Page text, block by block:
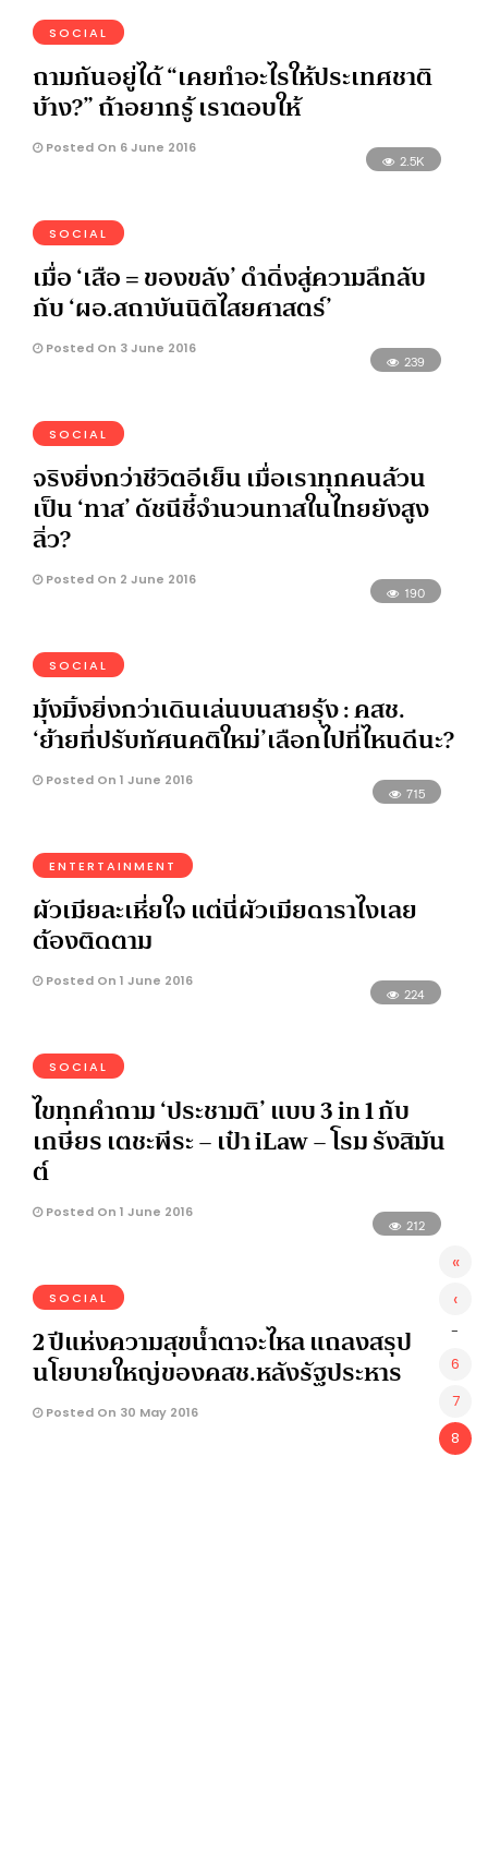
SOCIAL
ถามกันอยู่ได้ “เคยทำอะไรให้ประเทศชาติ
บ้าง?” ถ้าอยากรู้ เราตอบให้
Posted On 6 June 2016
2.5K
SOCIAL
เมื่อ ‘เสือ = ของขลัง’ ดำดิ่งสู่ความลึกลับ
กับ ‘ผอ.สถาบันนิติไสยศาสตร์’
Posted On 3 June 2016
239
SOCIAL
จริงยิ่งกว่าชีวิตอีเย็น เมื่อเราทุกคนล้วน
เป็น ‘ทาส’ ดัชนีชี้จำนวนทาสในไทยยังสูง
ลิ่ว?
Posted On 2 June 2016
190
SOCIAL
มุ้งมิ้งยิ่งกว่าเดินเล่นบนสายรุ้ง : คสช.
‘ย้ายที่ปรับทัศนคติใหม่’เลือกไปที่ไหนดีนะ?
Posted On 1 June 2016
715
ENTERTAINMENT
ผัวเมียละเหี่ยใจ แต่นี่ผัวเมียดาราไงเลย
ต้องติดตาม
Posted On 1 June 2016
224
SOCIAL
ไขทุกคำถาม ‘ประชามติ’ แบบ 3 in 1 กับ
เกษียร เตชะพีระ – เป๋า iLaw – โรม รังสิมัน
ต์
Posted On 1 June 2016
212
SOCIAL
2 ปีแห่งความสุขน้ำตาจะไหล แถลงสรุป
นโยบายใหญ่ของคสช.หลังรัฐประหาร
Posted On 30 May 2016
«
‹
-
6
7
8